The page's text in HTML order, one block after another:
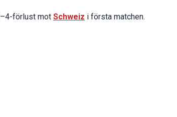
förlust mot Schweiz i första matchen.